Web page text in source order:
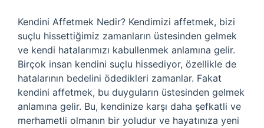
Kendini Affetmek Nedir? Kendimizi affetmek, bizi
suçlu hissettiğimiz zamanların üstesinden gelmek
ve kendi hatalarımızı kabullenmek anlamına gelir.
Birçok insan kendini suçlu hissediyor, özellikle de
hatalarının bedelini ödedikleri zamanlar. Fakat
kendini affetmek, bu duyguların üstesinden gelmek
anlamına gelir. Bu, kendinize karşı daha şefkatli ve
merhametli olmanın bir yoludur ve hayatınıza yeni